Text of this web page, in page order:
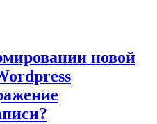
новой